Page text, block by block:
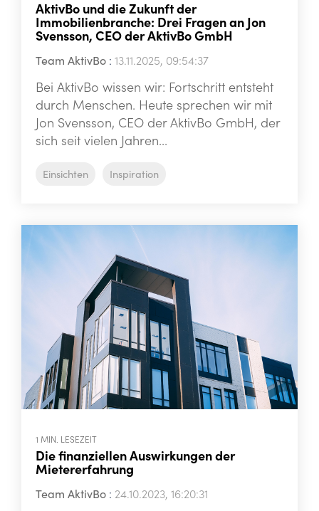
AktivBo und die Zukunft der
Immobilienbranche: Drei Fragen an Jon
Svensson, CEO der AktivBo GmbH
Team AktivBo : 13.11.2025, 09:54:37
Bei AktivBo wissen wir: Fortschritt entsteht
durch Menschen. Heute sprechen wir mit
Jon Svensson, CEO der AktivBo GmbH, der
sich seit vielen Jahren...
Einsichten Inspiration
1 MIN. LESEZEIT
Die finanziellen Auswirkungen der
Mietererfahrung
Team AktivBo : 24.10.2023, 16:20:31